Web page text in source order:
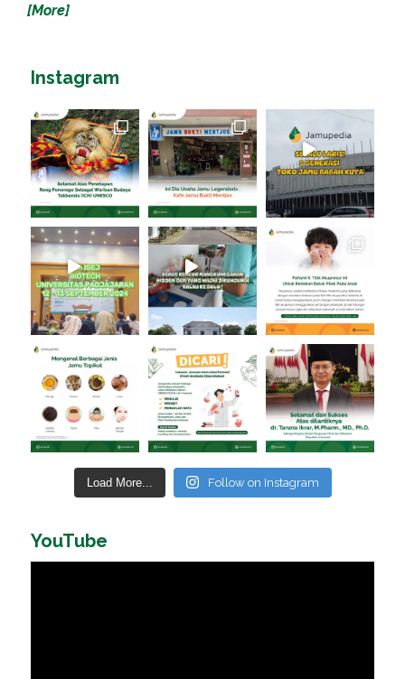
[More]
Instagram
Load More... Follow on Instagram
YouTube